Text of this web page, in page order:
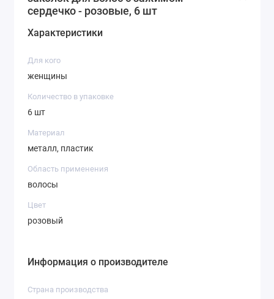
сердечко - розовые, 6 шт
Характеристики
Для кого
женщины
Количество в упаковке
6 шт
Материал
металл, пластик
Область применения
волосы
Цвет
розовый
Информация о производителе
Страна производства